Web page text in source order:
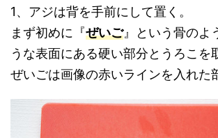
1、アジは背を手前にして置く。
まず初めに『ぜいご』という骨のよ
うな表面にある硬い部分とうろこを
ぜいごは画像の赤いラインを入れた